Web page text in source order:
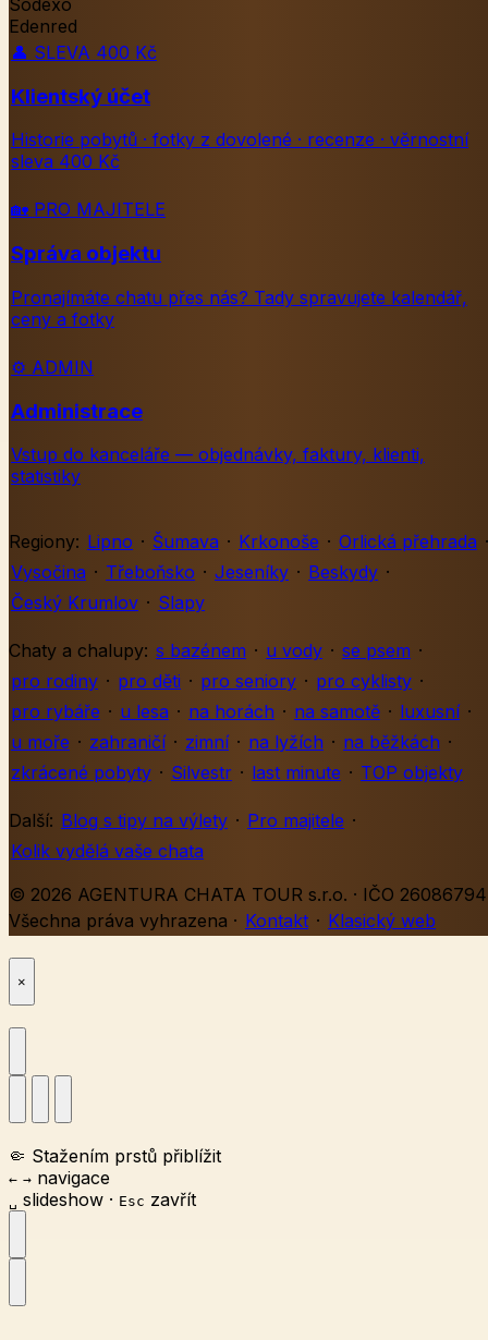
Sodexo
Edenred
👤 SLEVA 400 Kč
Klientský účet
Historie pobytů · fotky z dovolené · recenze · věrnostní
sleva 400 Kč
🏡 PRO MAJITELE
Správa objektu
Pronajímáte chatu přes nás? Tady spravujete kalendář,
ceny a fotky
⚙️ ADMIN
Administrace
Vstup do kanceláře — objednávky, faktury, klienti,
statistiky
Regiony: Lipno · Šumava · Krkonoše · Orlická přehrada ·
Vysočina · Třeboňsko · Jeseníky · Beskydy ·
Český Krumlov · Slapy
Chaty a chalupy: s bazénem · u vody · se psem ·
pro rodiny · pro děti · pro seniory · pro cyklisty ·
pro rybáře · u lesa · na horách · na samotě · luxusní ·
u moře · zahraničí · zimní · na lyžích · na běžkách ·
zkrácené pobyty · Silvestr · last minute · TOP objekty
Další: Blog s tipy na výlety · Pro majitele ·
Kolik vydělá vaše chata
© 2026 AGENTURA CHATA TOUR s.r.o. · IČO 26086794
Všechna práva vyhrazena · Kontakt · Klasický web
×
🤏 Stažením prstů přiblížit
← → navigace
␣ slideshow · Esc zavřít